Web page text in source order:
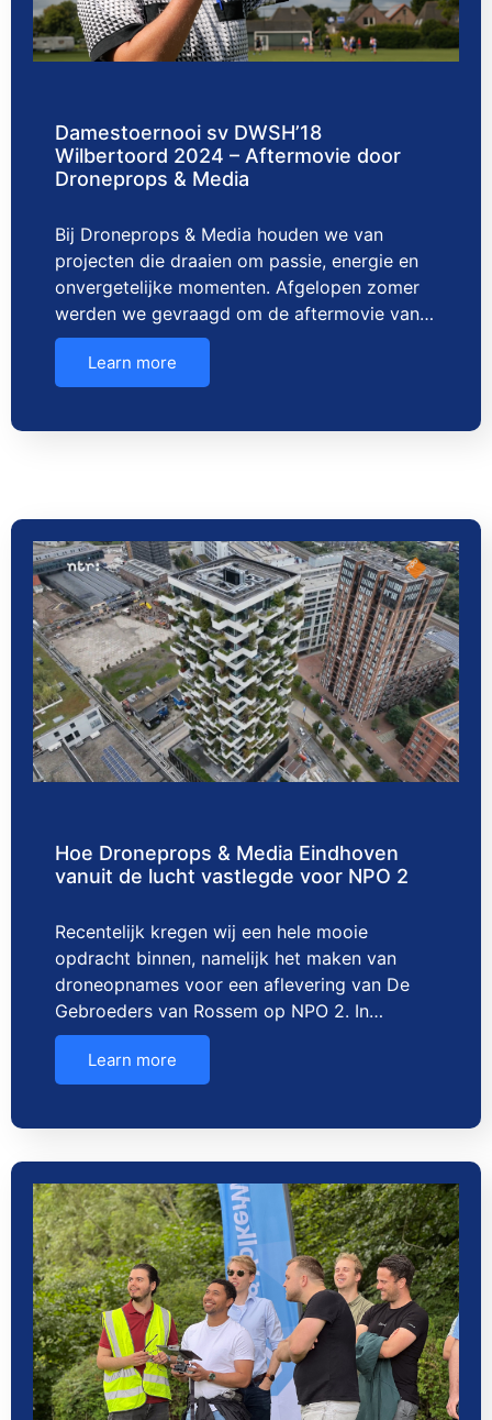
Damestoernooi sv DWSH’18
Wilbertoord 2024 – Aftermovie door
Droneprops & Media
Bij Droneprops & Media houden we van
projecten die draaien om passie, energie en
onvergetelijke momenten. Afgelopen zomer
werden we gevraagd om de aftermovie van…
Learn more
Hoe Droneprops & Media Eindhoven
vanuit de lucht vastlegde voor NPO 2
Recentelijk kregen wij een hele mooie
opdracht binnen, namelijk het maken van
droneopnames voor een aflevering van De
Gebroeders van Rossem op NPO 2. In…
Learn more